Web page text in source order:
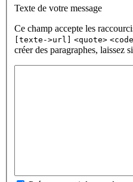
Texte de votre message
Ce champ accepte les
[texte->url] <quote>
créer des paragraphes, laissez